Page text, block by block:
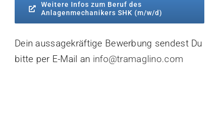
Weitere Infos zum Beruf des
Anlagenmechanikers SHK (m/w/d)
Dein aussagekräftige Bewerbung sendest Du
bitte per E-Mail an info@tramaglino.com